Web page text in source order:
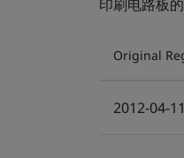
印刷电路板的
Original
2012-04-11